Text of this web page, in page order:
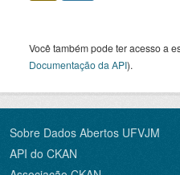
Você também pode ter acesso a
Documentação da API).
Sobre Dados Abertos UFVJM
API do CKAN